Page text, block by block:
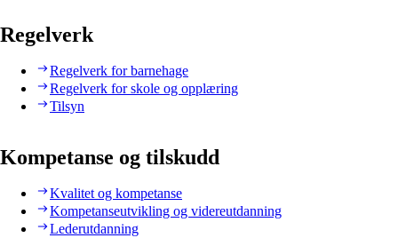
Regelverk
Regelverk for barnehage
Regelverk for skole og opplæring
Tilsyn
Kompetanse og tilskudd
Kvalitet og kompetanse
Kompetanseutvikling og videreutdanning
Lederutdanning